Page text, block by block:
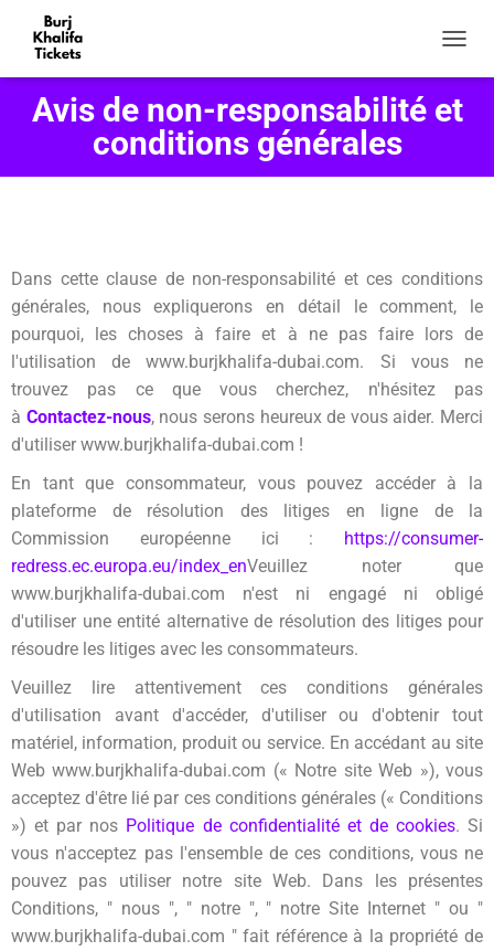
É
P
L
R
V
I
O
Avis de non-responsabilité et
conditions générales
Dans cette clause de non-responsabilité et ces conditions
générales, nous expliquerons en détail le comment, le
pourquoi, les choses à faire et à ne pas faire lors de
l'utilisation de www.burjkhalifa-dubai.com. Si vous ne
trouvez pas ce que vous cherchez, n'hésitez pas
à Contactez-nous, nous serons heureux de vous aider. Merci
d'utiliser www.burjkhalifa-dubai.com !
En tant que consommateur, vous pouvez accéder à la
plateforme de résolution des litiges en ligne de la
Commission européenne ici : https://consumer-
redress.ec.europa.eu/index_enVeuillez noter que
www.burjkhalifa-dubai.com n'est ni engagé ni obligé
d'utiliser une entité alternative de résolution des litiges pour
résoudre les litiges avec les consommateurs.
Veuillez lire attentivement ces conditions générales
d'utilisation avant d'accéder, d'utiliser ou d'obtenir tout
matériel, information, produit ou service. En accédant au site
Web www.burjkhalifa-dubai.com (« Notre site Web »), vous
acceptez d'être lié par ces conditions générales (« Conditions
») et par nos Politique de confidentialité et de cookies. Si
vous n'acceptez pas l'ensemble de ces conditions, vous ne
pouvez pas utiliser notre site Web. Dans les présentes
Conditions, " nous ", " notre ", " notre Site Internet " ou "
www.burjkhalifa-dubai.com " fait référence à la propriété de